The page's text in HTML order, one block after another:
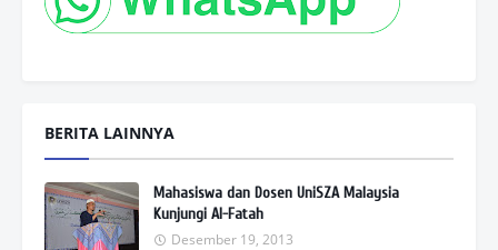
BERITA LAINNYA
Mahasiswa dan Dosen UniSZA Malaysia
Kunjungi Al-Fatah
Desember 19, 2013